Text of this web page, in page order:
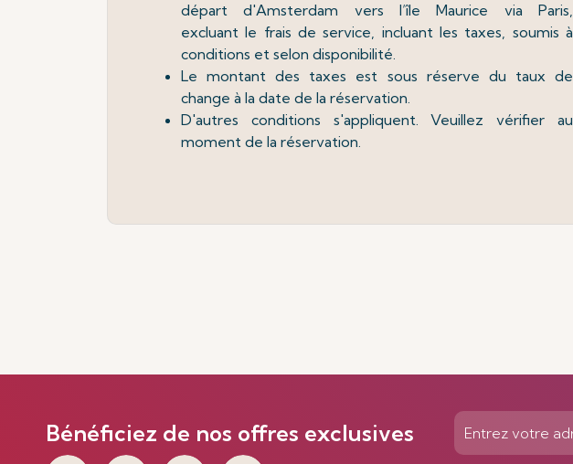
départ d'Amsterdam vers l’île Maurice via Paris,
excluant le frais de service, incluant les taxes, soumis à
conditions et selon disponibilité.
Le montant des taxes est sous réserve du taux de
change à la date de la réservation.
D'autres conditions s'appliquent. Veuillez vérifier au
moment de la réservation.
Bénéficiez de nos offres exclusives